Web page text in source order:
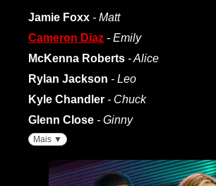
Jamie Foxx - Matt
Cameron Diaz - Emily
McKenna Roberts - Alice
Rylan Jackson - Leo
Kyle Chandler - Chuck
Glenn Close - Ginny
Mais ▼